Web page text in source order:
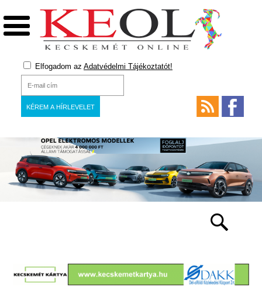
Elfogadom az Adatvédelmi Tájékoztatót!